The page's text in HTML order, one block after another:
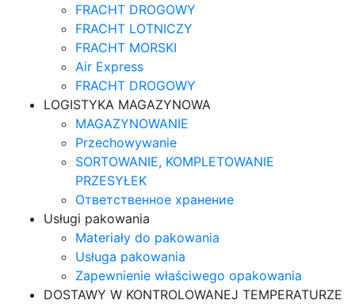
FRACHT DROGOWY
FRACHT LOTNICZY
FRACHT MORSKI
Air Express
FRACHT DROGOWY
LOGISTYKA MAGAZYNOWA
MAGAZYNOWANIE
Przechowywanie
SORTOWANIE, KOMPLETOWANIE
PRZESYŁEK
Ответственное хранение
Usługi pakowania
Materiały do pakowania
Usługa pakowania
Zapewnienie właściwego opakowania
DOSTAWY W KONTROLOWANEJ TEMPERATURZE